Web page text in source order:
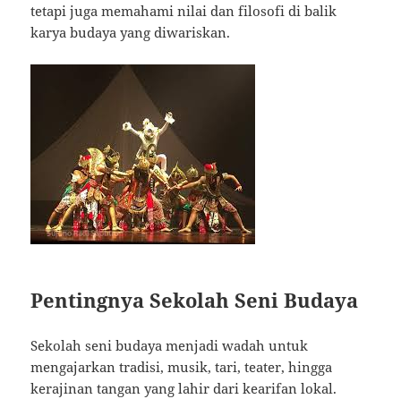
tetapi juga memahami nilai dan filosofi di balik
karya budaya yang diwariskan.
Pentingnya Sekolah Seni Budaya
Sekolah seni budaya menjadi wadah untuk
mengajarkan tradisi, musik, tari, teater, hingga
kerajinan tangan yang lahir dari kearifan lokal.